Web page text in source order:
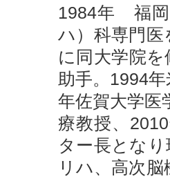
1984年 福岡
ハ）科専門医
に同大学院
助手。1994
年佐賀大学医
療教授、
ター長とな
リハ、高次